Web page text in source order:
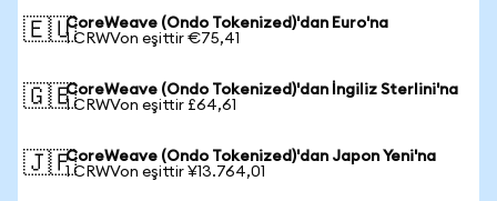
🇪🇺CoreWeave (Ondo Tokenized)'dan Euro'na
1 CRWVon eşittir €75,41
🇬🇧CoreWeave (Ondo Tokenized)'dan İngiliz Sterlini'na
1 CRWVon eşittir £64,61
🇯🇵CoreWeave (Ondo Tokenized)'dan Japon Yeni'na
1 CRWVon eşittir ¥13.764,01